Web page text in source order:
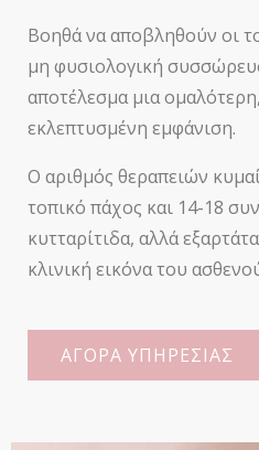
Βοηθά να αποβληθούν οι
μη φυσιολογική
αποτέλεσμα μια
εκλεπτυσμένη εμφάνιση.
Ο αριθμός θεραπειών
τοπικό πάχος και 14-18
κυτταρίτιδα, αλλά
κλινική εικόνα του
ΑΓΟΡΑ ΥΠΗΡΕΣΙΑΣ